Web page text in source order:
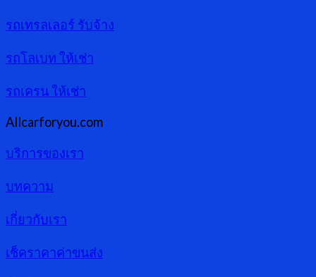
รถเทรลเลอร์ รับจ้าง
รถโลเบท ให้เช่า
รถเครน ให้เช่า
Allcarforyou.com
บริการของเรา
บทความ
เกี่ยวกับเรา
เช็คราคาค่าขนส่ง